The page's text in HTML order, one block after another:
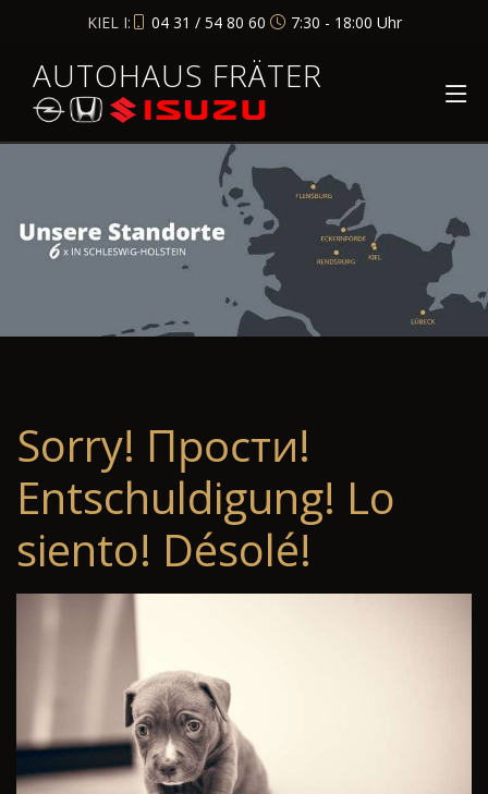
KIEL I: 04 31 / 54 80 60 7:30 - 18:00 Uhr
AUTOHAUS FRÄTER
Sorry! Прости!
Entschuldigung! Lo
siento! Désolé!